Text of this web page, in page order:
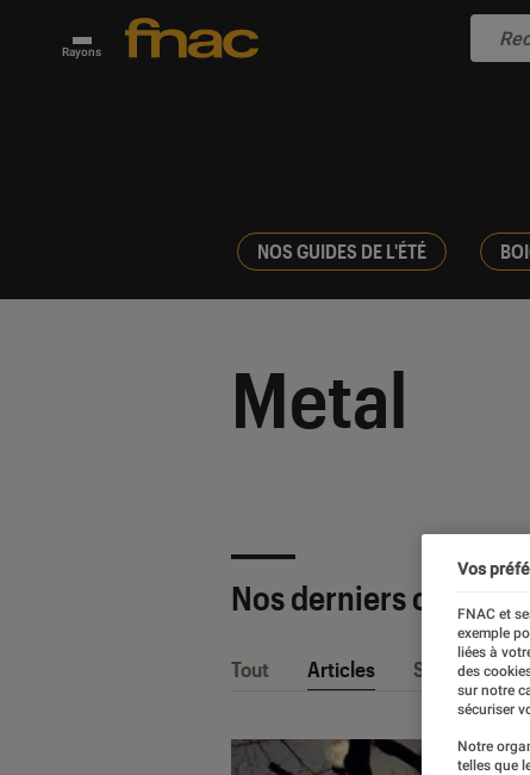
Rayons
NOS GUIDES DE L'ÉTÉ
Metal
Nos derniers contenus
Tout Articles Sélections
Vos
FNAC et
exemple
liées à
des
sur notre
sécuriser
Notre
telles que